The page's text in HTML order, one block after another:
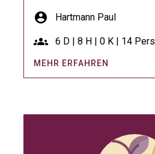
account_circle Hartmann Paul
groups 6 D | 8 H | 0 K | 14 Pers
MEHR ERFAHREN